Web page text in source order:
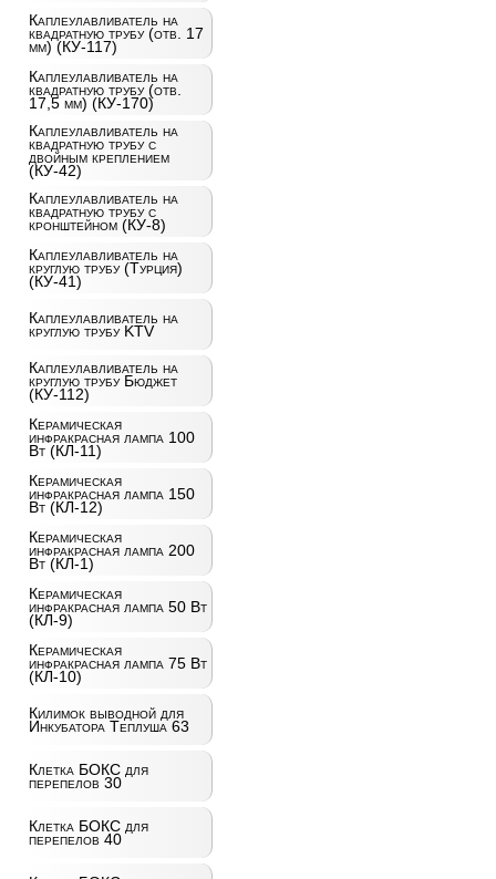
Каплеулавливатель на
квадратную трубу (отв. 17
мм) (КУ-117)
Каплеулавливатель на
квадратную трубу (отв.
17,5 мм) (КУ-170)
Каплеулавливатель на
квадратную трубу с
двойным креплением
(КУ-42)
Каплеулавливатель на
квадратную трубу с
кронштейном (КУ-8)
Каплеулавливатель на
круглую трубу (Турция)
(КУ-41)
Каплеулавливатель на
круглую трубу KTV
Каплеулавливатель на
круглую трубу Бюджет
(КУ-112)
Керамическая
инфракрасная лампа 100
Вт (КЛ-11)
Керамическая
инфракрасная лампа 150
Вт (КЛ-12)
Керамическая
инфракрасная лампа 200
Вт (КЛ-1)
Керамическая
инфракрасная лампа 50 Вт
(КЛ-9)
Керамическая
инфракрасная лампа 75 Вт
(КЛ-10)
Килимок выводной для
Инкубатора Теплуша 63
Клетка БОКС для
перепелов 30
Клетка БОКС для
перепелов 40